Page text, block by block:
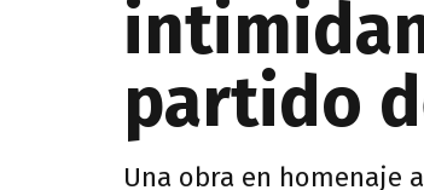
partido
Una obra en homenaje